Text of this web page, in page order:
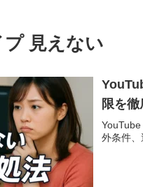
見えない
限を徹
外条件、